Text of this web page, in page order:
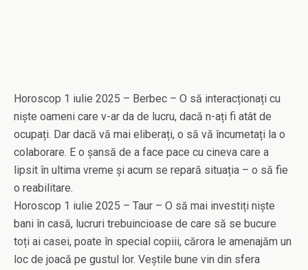
Horoscop 1 iulie 2025 – Berbec – O să interacționați cu
niște oameni care v-ar da de lucru, dacă n-ați fi atât de
ocupați. Dar dacă vă mai eliberați, o să vă încumetați la o
colaborare. E o șansă de a face pace cu cineva care a
lipsit în ultima vreme și acum se repară situația – o să fie
o reabilitare.
Horoscop 1 iulie 2025 – Taur – O să mai investiți niște
bani în casă, lucruri trebuincioase de care să se bucure
toți ai casei, poate în special copiii, cărora le amenajăm un
loc de joacă pe gustul lor. Veștile bune vin din sfera